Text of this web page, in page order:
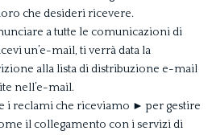
che desideri ricevere.
a tutte le comunicazioni di
un’e-mail, ti verrà data la
alla lista di distribuzione e-mail
nell’e-mail.
i reclami che riceviamo ► per gestire
il collegamento con i servizi di